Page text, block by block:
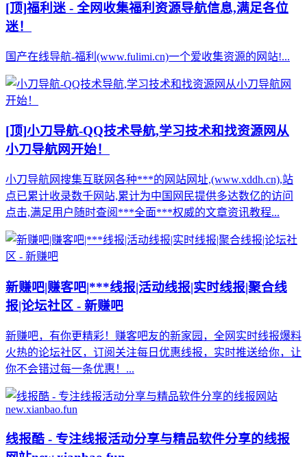
[顶]福利迷 - 全网收集福利资源导航信息,满足各位
迷！
国产在线导航-福利(www.fulimi.cn)一个爱收集资源的网站!...
[顶]小刀导航-QQ技术导航,学习技术和找资源网从
小刀导航网开始！
小刀导航网搜集互联网各种***的网站网址,(www.xddh.cn),站
点已累计收录数千网站,累计为中国网民提供多达数亿的访问
点击,满足用户随时查阅***全面***权威的文章资讯教程...
新赚吧|赚客吧|***线报|活动线报|实时线报|聚合线
报|论坛社区 - 新赚吧
新赚吧，有你更精彩！赚客吧友的新家园，全网实时线报爆料
火热的论坛社区，订阅关注每日优惠线报，实时推送给你，让
你不会错过每一条优惠！...
线报酷 - 专注线报活动分享与精品软件分享的线报